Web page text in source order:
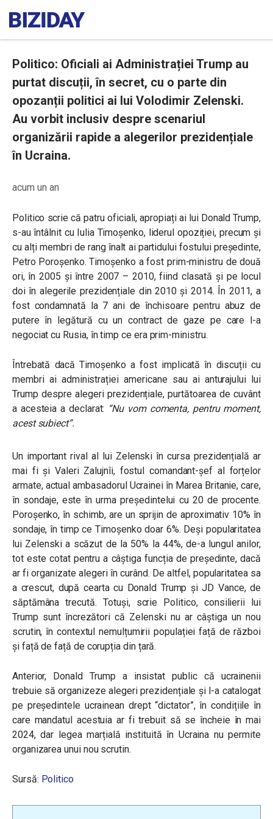
Politico: Oficiali ai Administrației Trump au
purtat discuții, în secret, cu o parte din
opozanții politici ai lui Volodimir Zelenski.
Au vorbit inclusiv despre scenariul
organizării rapide a alegerilor prezidențiale
în Ucraina.
acum un an
Politico scrie că patru oficiali, apropiați ai lui Donald Trump,
s-au întâlnit cu Iulia Timoșenko, liderul opoziției, precum și
cu alți membri de rang înalt ai partidului fostului președinte,
Petro Poroșenko. Timoșenko a fost prim-ministru de două
ori, în 2005 și între 2007 – 2010, fiind clasată și pe locul
doi în alegerile prezidențiale din 2010 și 2014. În 2011, a
fost condamnată la 7 ani de închisoare pentru abuz de
putere în legătură cu un contract de gaze pe care l-a
negociat cu Rusia, în timp ce era prim-ministru.
Întrebată dacă Timoșenko a fost implicată în discuții cu
membri ai administrației americane sau ai anturajului lui
Trump despre alegeri prezidențiale, purtătoarea de cuvânt
a acesteia a declarat: “Nu vom comenta, pentru moment,
acest subiect”.
Un important rival al lui Zelenski în cursa prezidențială ar
mai fi și Valeri Zalujnîi, fostul comandant-șef al forțelor
armate, actual ambasadorul Ucrainei în Marea Britanie, care,
în sondaje, este în urma președintelui cu 20 de procente.
Poroșenko, în schimb, are un sprijin de aproximativ 10% în
sondaje, în timp ce Timoșenko doar 6%. Deși popularitatea
lui Zelenski a scăzut de la 50% la 44%, de-a lungul anilor,
tot este cotat pentru a câștiga funcția de președinte, dacă
ar fi organizate alegeri în curând. De altfel, popularitatea sa
a crescut, după cearta cu Donald Trump și JD Vance, de
săptămâna trecută. Totuși, scrie Politico, consilierii lui
Trump sunt încrezători că Zelenski nu ar câștiga un nou
scrutin, în contextul nemulțumirii populației față de război
și față de față de corupția din țară.
Anterior, Donald Trump a insistat public că ucrainenii
trebuie să organizeze alegeri prezidențiale și l-a catalogat
pe președintele ucrainean drept “dictator”, în condițiile în
care mandatul acestuia ar fi trebuit să se încheie în mai
2024, dar legea marțială instituită în Ucraina nu permite
organizarea unui nou scrutin.
Sursă: Politico